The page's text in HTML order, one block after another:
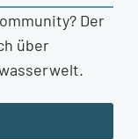
Der
über